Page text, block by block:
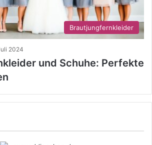
Brautjungfernkleider
2024
und Schuhe: Perfekte